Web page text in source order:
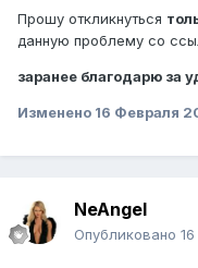
Прошу откликнуться
данную проблему со
заранее благодарю за
Изменено 16 Февраля
NeAngel
Опубликовано